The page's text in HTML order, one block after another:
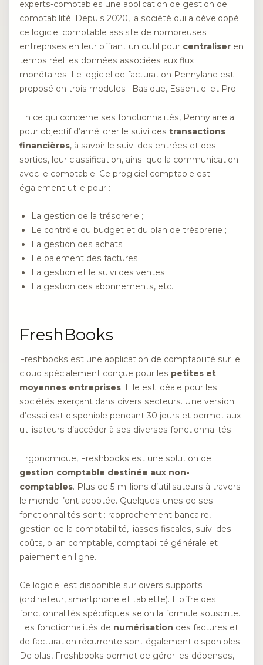
experts-comptables une application de gestion de
comptabilité. Depuis 2020, la société qui a développé
ce logiciel comptable assiste de nombreuses
entreprises en leur offrant un outil pour centraliser en
temps réel les données associées aux flux
monétaires. Le logiciel de facturation Pennylane est
proposé en trois modules : Basique, Essentiel et Pro.
En ce qui concerne ses fonctionnalités, Pennylane a
pour objectif d’améliorer le suivi des transactions
financières, à savoir le suivi des entrées et des
sorties, leur classification, ainsi que la communication
avec le comptable. Ce progiciel comptable est
également utile pour :
La gestion de la trésorerie ;
Le contrôle du budget et du plan de trésorerie ;
La gestion des achats ;
Le paiement des factures ;
La gestion et le suivi des ventes ;
La gestion des abonnements, etc.
FreshBooks
Freshbooks est une application de comptabilité sur le
cloud spécialement conçue pour les petites et
moyennes entreprises. Elle est idéale pour les
sociétés exerçant dans divers secteurs. Une version
d’essai est disponible pendant 30 jours et permet aux
utilisateurs d’accéder à ses diverses fonctionnalités.
Ergonomique, Freshbooks est une solution de
gestion comptable destinée aux non-
comptables. Plus de 5 millions d’utilisateurs à travers
le monde l’ont adoptée. Quelques-unes de ses
fonctionnalités sont : rapprochement bancaire,
gestion de la comptabilité, liasses fiscales, suivi des
coûts, bilan comptable, comptabilité générale et
paiement en ligne.
Ce logiciel est disponible sur divers supports
(ordinateur, smartphone et tablette). Il offre des
fonctionnalités spécifiques selon la formule souscrite.
Les fonctionnalités de numérisation des factures et
de facturation récurrente sont également disponibles.
De plus, Freshbooks permet de gérer les dépenses,